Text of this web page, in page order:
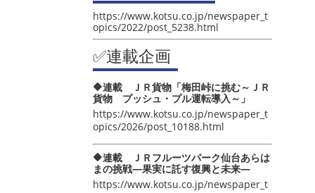
https://www.kotsu.co.jp/newspaper_t
opics/2022/post_5238.html
✅連載企画
🔶連載 ＪＲ貨物「梅田峠に挑む～ＪＲ
貨物 プッシュ・プル運転導入～」
https://www.kotsu.co.jp/newspaper_t
opics/2026/post_10188.html
🔶連載 ＪＲフルーツパーク仙台あらは
まの挑戦―果実に託す復興と未来―
https://www.kotsu.co.jp/newspaper_t